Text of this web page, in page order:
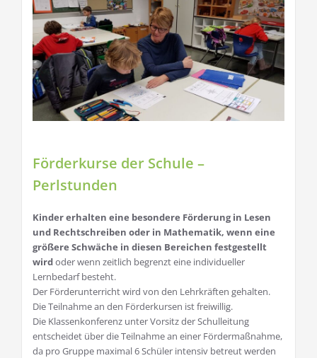
Förderkurse der Schule –
Perlstunden
Kinder erhalten eine besondere Förderung in Lesen
und Rechtschreiben oder in Mathematik, wenn eine
größere Schwäche in diesen Bereichen festgestellt
wirdoder wenn zeitlich begrenzt eine individueller
Lernbedarf besteht.
Der Förderunterricht wird von den Lehrkräften gehalten.
Die Teilnahme an den Förderkursen ist freiwillig.
Die Klassenkonferenz unter Vorsitz der Schulleitung
entscheidet über die Teilnahme an einer Fördermaßnahme,
da pro Gruppe maximal 6 Schüler intensiv betreut werden